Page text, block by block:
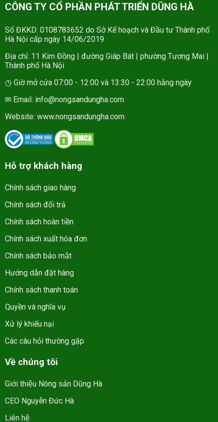
CÔNG TY CỔ PHẦN PHÁT TRIỂN DŨNG HÀ
Số ĐKKD: 0108783652 do Sở Kế hoạch và Đầu tư Thành phố
Hà Nội cấp ngày 14/06/2019
Địa chỉ: 11 Kim Đồng | đường Giáp Bát | phường Tương Mai |
Thành phố Hà Nội
◷ Giờ mở cửa 07:00 - 12:00 và 13:30 - 22:00 hằng ngày
✉ Email: info@nongsandungha.com
Website: www.nongsandungha.com
Hỗ trợ khách hàng
Chính sách giao hàng
Chính sách đổi trả
Chính sách hoàn tiền
Chính sách xuất hóa đơn
Chính sách bảo mật
Hướng dẫn đặt hàng
Chính sách thanh toán
Quyền và nghĩa vụ
Xử lý khiếu nại
Các câu hỏi thường gặp
Về chúng tôi
Giới thiệu Nông sản Dũng Hà
CEO Nguyễn Đức Hà
Liên hệ